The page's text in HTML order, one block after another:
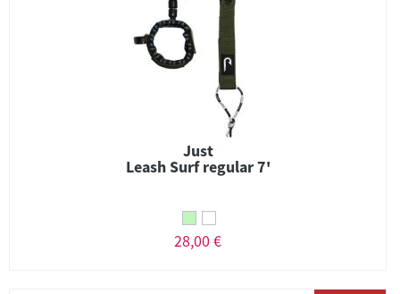
Just
Leash Surf regular 7'
28,00 €